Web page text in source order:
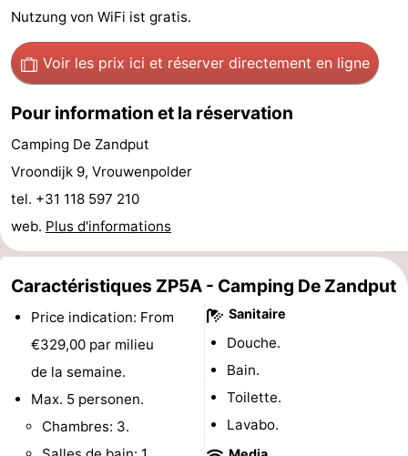
den
Haak
In
De
Bongerd
-
Westhove
Hôtels
minutes
Plages
et
faire
Lieux
d'intérêt
-
Musées
Monuments
-
Points
Attractions
Nutzung von WiFi ist gratis.
Voir les prix ici et réserver directement en ligne
Pour information et la réservation
Camping De Zandput
Vroondijk 9, Vrouwenpolder
tel. +31 118 597 210
web. Plus d'informations
Caractéristiques ZP5A - Camping De Zandput
Price indication: From
€329,00 par milieu
de la semaine.
Max. 5 personen.
Chambres: 3.
Sanitaire
Douche.
Bain.
Toilette.
Lavabo.